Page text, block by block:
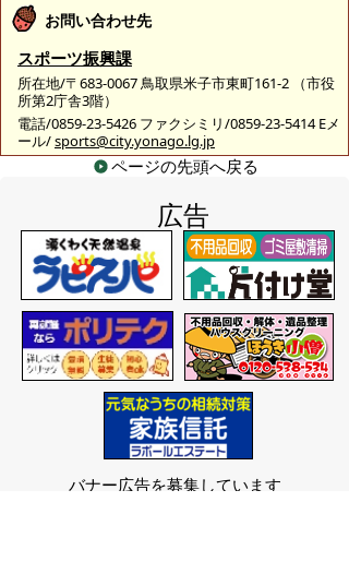
お問い合わせ先
スポーツ振興課
所在地/〒683-0067 鳥取県米子市東町161-2 （市役
所第2庁舎3階）
電話/0859-23-5426 ファクシミリ/0859-23-5414 Eメ
ール/sports@city.yonago.lg.jp
ページの先頭へ戻る
広告
バナー広告を募集しています